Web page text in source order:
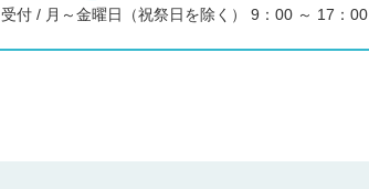
受付 / 月～金曜日（祝祭日を除く） 9：00 ～ 17：00